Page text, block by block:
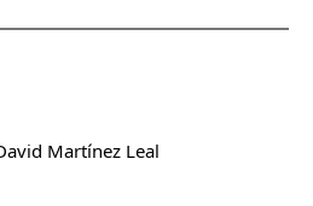
Martínez Leal